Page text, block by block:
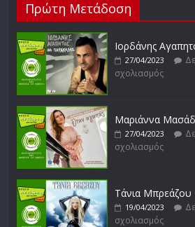
17/02/2023
σχολιασμός
Μικρές
σχολιασμός
σχολιασμός
Πρώτη Μετάδοση
Ιορδάνης
27/04/2023
σχολιασμός
Μαριάννα
27/04/2023
σχολιασμός
Τάνια Μπρεάζου
19/04/2023
σχολιασμός